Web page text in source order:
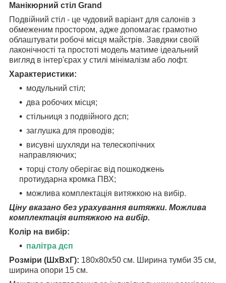
Манікюрний стіл Grand
Подвійний стіл - це чудовий варіант для салонів з
обмеженим простором, адже допомагає грамотно
облаштувати робочі місця майстрів. Завдяки своїй
лаконічності та простоті модель матиме ідеальний
вигляд в інтер'єрах у стилі мінімалізм або лофт.
Характеристики:
модульний стіл;
два робочих місця;
стільниця з подвійного дсп;
заглушка для проводів;
висувні шухляди на телескопічних
направляючих;
торці столу оберігає від пошкоджень
протиударна кромка ПВХ;
можлива комплектація витяжкою на вибір.
Ціну вказано без урахування витяжки. Можлива
комплектація витяжкою на вибір.
Колір на вибір:
палітра дсп
Розміри (ШхВхГ): 180х80х50 см. Ширина тумби 35 см,
ширина опори 15 см.